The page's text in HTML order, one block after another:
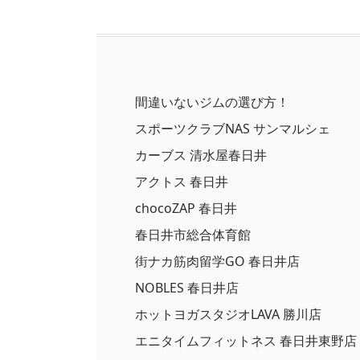
間違いないジムの選び方！
スポーツクラブNAS サンマルシェ
カーブス 清水屋春日井
アクトス 春日井
chocoZAP 春日井
春日井市総合体育館
街ナカ筋肉留学GO 春日井店
NOBLES 春日井店
ホットヨガスタジオLAVA 勝川店
エニタイムフィットネス 春日井東野店